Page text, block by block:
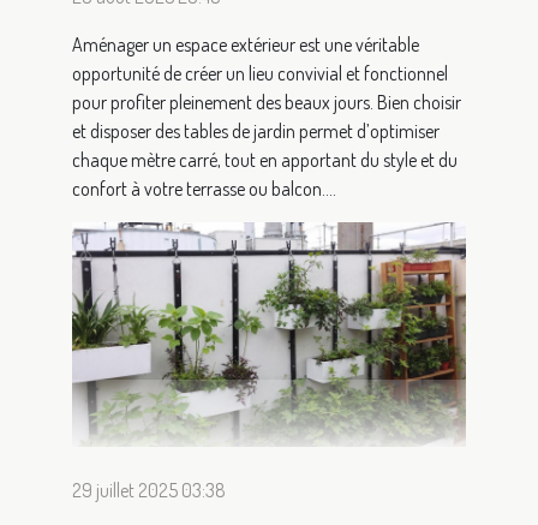
Aménager un espace extérieur est une véritable
opportunité de créer un lieu convivial et fonctionnel
pour profiter pleinement des beaux jours. Bien choisir
et disposer des tables de jardin permet d’optimiser
chaque mètre carré, tout en apportant du style et du
confort à votre terrasse ou balcon....
29 juillet 2025 03:38